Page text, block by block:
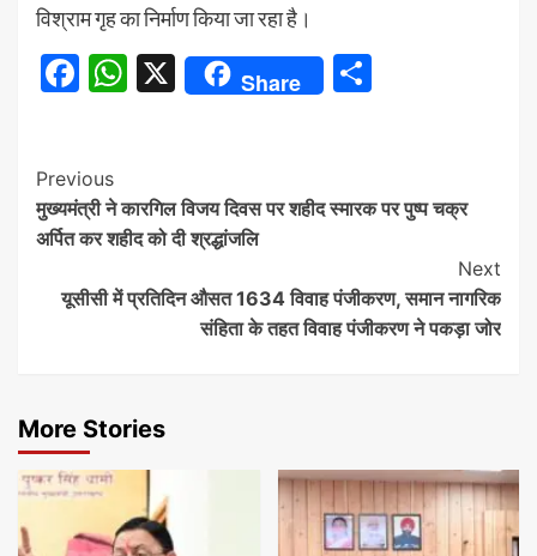
विश्राम गृह का निर्माण किया जा रहा है।
Facebook
WhatsApp
X Share
Continue
Reading
Previous
मुख्यमंत्री ने कारगिल विजय दिवस पर शहीद स्मारक पर पुष्प चक्र
अर्पित कर शहीद को दी श्रद्धांजलि
Next
यूसीसी में प्रतिदिन औसत 1634 विवाह पंजीकरण, समान नागरिक
संहिता के तहत विवाह पंजीकरण ने पकड़ा जोर
More Stories